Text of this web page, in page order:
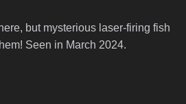
but mysterious laser-firing fish
Seen in March 2024.